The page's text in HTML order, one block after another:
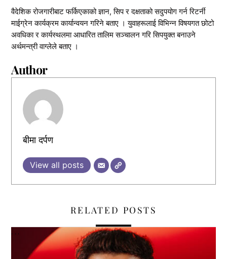
वैदेशिक रोजगारीबाट फर्किएकाको ज्ञान, सिप र दक्षताको सदुपयोग गर्न रिटर्नी
माईग्रेन कार्यक्रम कार्यान्वयन गरिने बताए । युवाहरूलाई विभिन्न विषयगत छोटो
अवधिका र कार्यस्थलमा आधारित तालिम सञ्चालन गरि सिपयुक्त बनाउने
अर्थमन्त्री वाग्लेले बताए ।
Author
बीमा दर्पण
View all posts
RELATED POSTS